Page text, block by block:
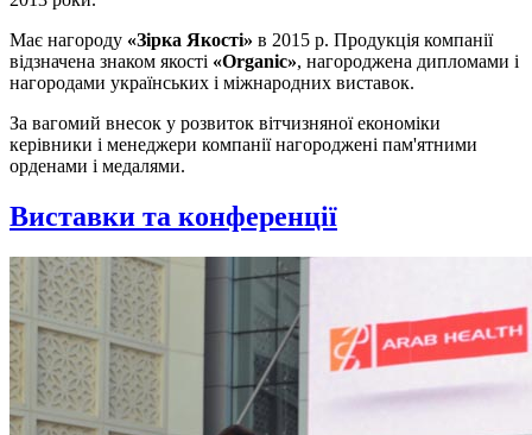
Має нагороду «Зірка Якості» в 2015 р. Продукція компанії
відзначена знаком якості «Organic», нагороджена дипломами і
нагородами українських і міжнародних виставок.
За вагомий внесок у розвиток вітчизняної економіки
керівники і менеджери компанії нагороджені пам'ятними
орденами і медалями.
Виставки та конференції